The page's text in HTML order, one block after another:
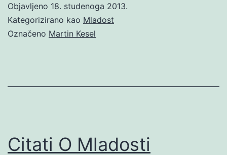
Objavljeno 18. studenoga 2013.
Kategorizirano kao Mladost
Označeno Martin Kesel
Citati O Mladosti